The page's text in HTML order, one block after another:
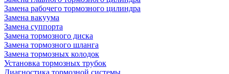
Замена рабочего тормозного цилиндра
Замена вакуума
Замена суппорта
Замена тормозного диска
Замена тормозного шланга
Замена тормозных колодок
Установка тормозных трубок
Диагностика тормозной системы